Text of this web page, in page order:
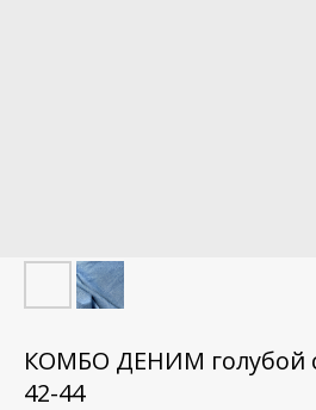
КОМБО ДЕНИМ голубой
42-44